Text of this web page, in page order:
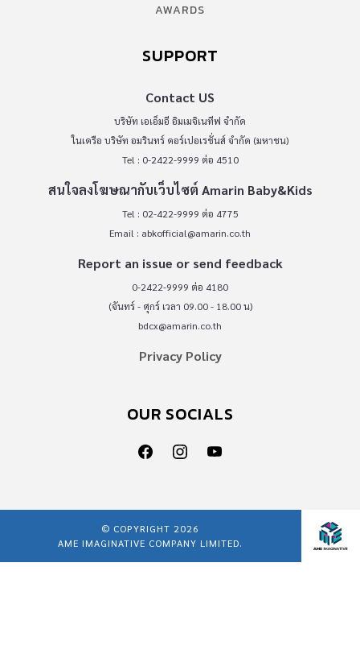
AWARDS
SUPPORT
Contact US
บริษัท เอเอ็มอี อิมเมจิเนทีฟ จำกัด
ในเครือ บริษัท อมรินทร์ คอร์เปอเรชั่นส์ จำกัด (มหาชน)
Tel : 0-2422-9999 ต่อ 4510
สนใจลงโฆษณากับเว็บไซต์ Amarin Baby&Kids
Tel : 02-422-9999 ต่อ 4775
Email : abkofficial@amarin.co.th
Report an issue or send feedback
0-2422-9999 ต่อ 4180
(จันทร์ - ศุกร์ เวลา 09.00 - 18.00 น)
bdcx@amarin.co.th
Privacy Policy
OUR SOCIALS
© COPYRIGHT 2026
AME IMAGINATIVE COMPANY LIMITED.